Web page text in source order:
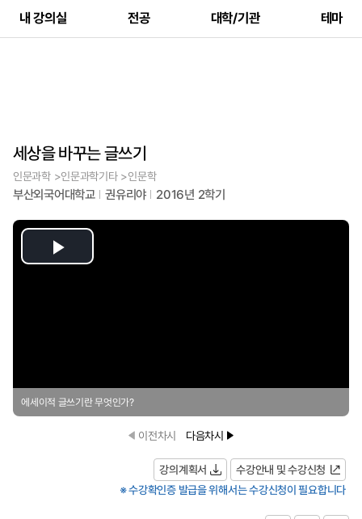
내 강의실 전공 대학/기관 테마
세상을 바꾸는 글쓰기
인문과학 >인문과학기타 >인문학
부산외국어대학교 권유리야 2016년 2학기
Play
에세이적 글쓰기란 무엇인가?
이전차시 다음차시
강의계획서
수강안내 및 수강신청
※ 수강확인증 발급을 위해서는 수강신청이 필요합니다